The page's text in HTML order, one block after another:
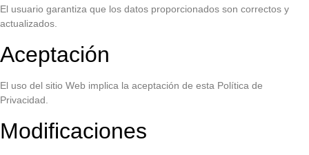
El usuario garantiza que los datos proporcionados son correctos y
actualizados.
Aceptación
El uso del sitio Web implica la aceptación de esta Política de
Privacidad.
Modificaciones